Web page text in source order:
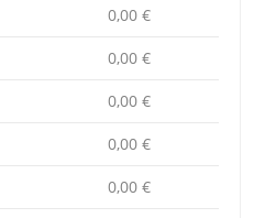
0,00 €
0,00 €
0,00 €
0,00 €
0,00 €